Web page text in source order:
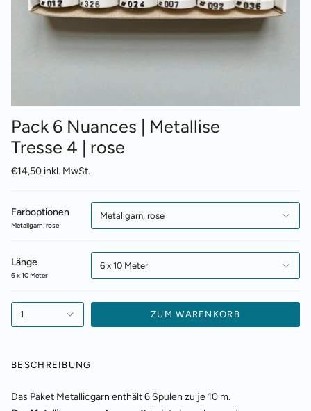
Pack 6 Nuances | Metallise
Tresse 4 | rose
€14,50 inkl. MwSt.
Farboptionen
Metallgarn, rose
Metallgarn, rose
Länge
6 x 10 Meter
6 x 10 Meter
1 ZUM WARENKORB
BESCHREIBUNG
Das Paket Metallicgarn enthält 6 Spulen zu je 10 m.